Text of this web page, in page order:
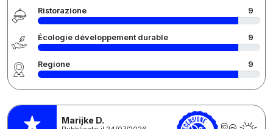
Ristorazione 9
Écologie développement durable 9
Regione 9
Marijke D.